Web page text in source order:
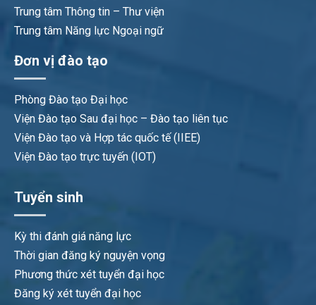
Trung tâm Thông tin – Thư viện
Trung tâm Năng lực Ngoại ngữ
Đơn vị đào tạo
Phòng Đào tạo Đại học
Viện Đào tạo Sau đại học – Đào tạo liên tục
Viện Đào tạo và Hợp tác quốc tế (IIEE)
Viện Đào tạo trực tuyến (IOT)
Tuyển sinh
Kỳ thi đánh giá năng lực
Thời gian đăng ký nguyện vọng
Phương thức xét tuyển đại học
Đăng ký xét tuyển đại học